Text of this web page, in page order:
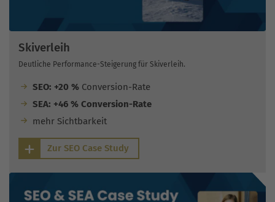
Skiverleih
Deutliche Performance-Steigerung für Skiverleih.
SEO: +20 % Conversion-Rate
SEA: +46 % Conversion-Rate
mehr Sichtbarkeit
Zur SEO Case Study